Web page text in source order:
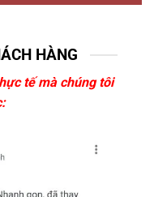
HÀNG
tế mà chúng tôi